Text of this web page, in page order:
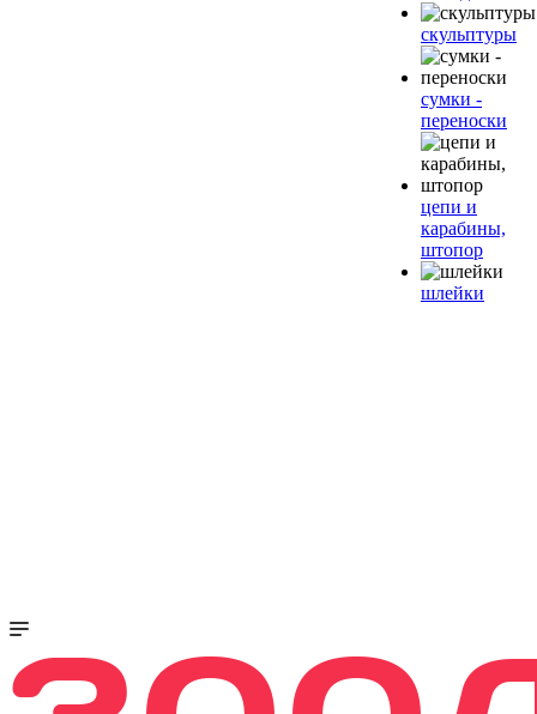
скульптуры
сумки -
переноски
цепи и
карабины,
штопор
шлейки